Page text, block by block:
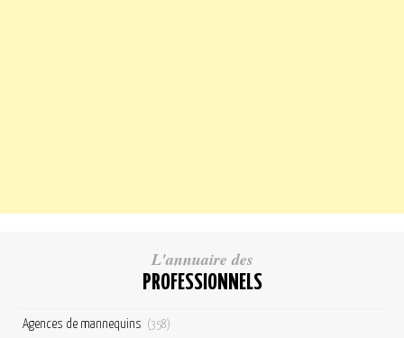
L'annuaire des
PROFESSIONNELS
Agences de mannequins (358)